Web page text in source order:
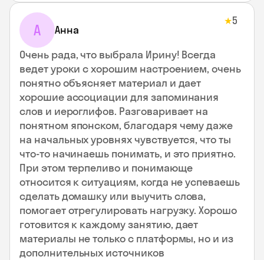
А Анна
★5
Очень рада, что выбрала Ирину! Всегда
ведет уроки с хорошим настроением, очень
понятно объясняет материал и дает
хорошие ассоциации для запоминания
слов и иероглифов. Разговаривает на
понятном японском, благодаря чему даже
на начальных уровнях чувствуется, что ты
что-то начинаешь понимать, и это приятно.
При этом терпеливо и понимающе
относится к ситуациям, когда не успеваешь
сделать домашку или выучить слова,
помогает отрегулировать нагрузку. Хорошо
готовится к каждому занятию, дает
материалы не только с платформы, но и из
дополнительных источников